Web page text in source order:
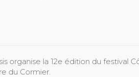
organise la 12e édition du festival
du Cormier.